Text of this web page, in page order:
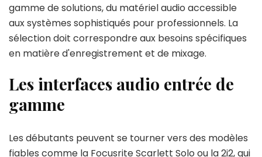
gamme de solutions, du matériel audio accessible
aux systèmes sophistiqués pour professionnels. La
sélection doit correspondre aux besoins spécifiques
en matière d'enregistrement et de mixage.
Les interfaces audio entrée de
gamme
Les débutants peuvent se tourner vers des modèles
fiables comme la Focusrite Scarlett Solo ou la 2i2, qui